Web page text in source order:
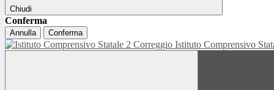
Chiudi
Conferma
Annulla Conferma
Istituto Comprensivo